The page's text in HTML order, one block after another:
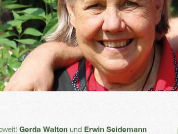
Gerda Walton und Erwin Seidemann